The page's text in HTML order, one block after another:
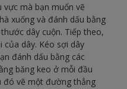
vực mà bạn muốn vẽ
xuống và đánh dấu bằng
dây cuộn. Tiếp theo,
của dây. Kéo sợi dây
đánh dấu bằng các
băng keo ở mỗi đầu
đó vẽ một đường thẳng